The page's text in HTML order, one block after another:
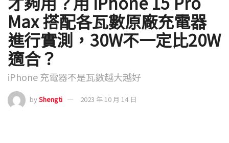
Max 搭配各瓦數原廠充電器
進行實測，30W不一定比20W
適合？
iPhone 充電器不是瓦數越大越好
byShengti 2023 年 10 月 14 日